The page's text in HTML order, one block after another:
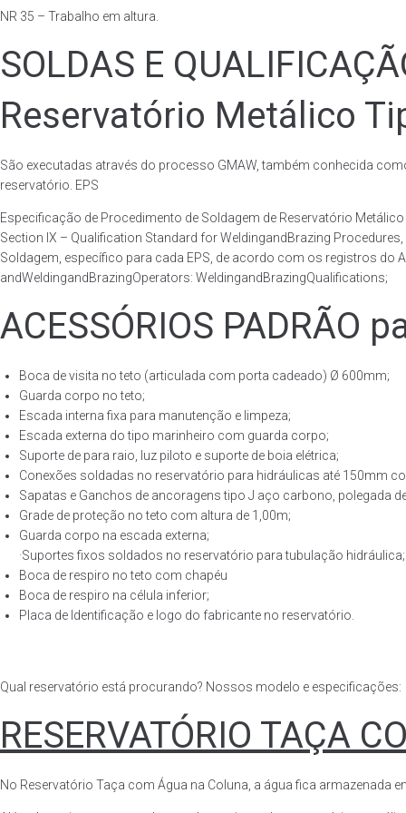
NR 35 – Trabalho em altura.
SOLDAS E
Reservatório Metálico
São executadas através do processo GMAW, também conhecida
reservatório. EPS
Especificação de Procedimento de Soldagem de Reservatório
Section IX – Qualification Standard for WeldingandBrazing
Soldagem, específico para cada EPS, de acordo com os registros do
andWeldingandBrazingOperators: WeldingandBrazingQualifications;
ACESSÓRIOS PADRÃO
Boca de visita no teto (articulada com porta cadeado) Ø 600mm;
Guarda corpo no teto;
Escada interna fixa para manutenção e limpeza;
Escada externa do tipo marinheiro com guarda corpo;
Suporte de para raio, luz piloto e suporte de boia elétrica;
Conexões soldadas no reservatório para hidráulicas até 150mm
Sapatas e Ganchos de ancoragens tipo J aço carbono, polegada
Grade de proteção no teto com altura de 1,00m;
Guarda corpo na escada externa;
·Suportes fixos soldados no reservatório para tubulação hidráulica;
Boca de respiro no teto com chapéu
Boca de respiro na célula inferior;
Placa de Identificação e logo do fabricante no reservatório.
Qual reservatório está procurando? Nossos modelo e especificações:
RESERVATÓRIO TAÇA
No Reservatório Taça com Água na Coluna, a água fica armazenada